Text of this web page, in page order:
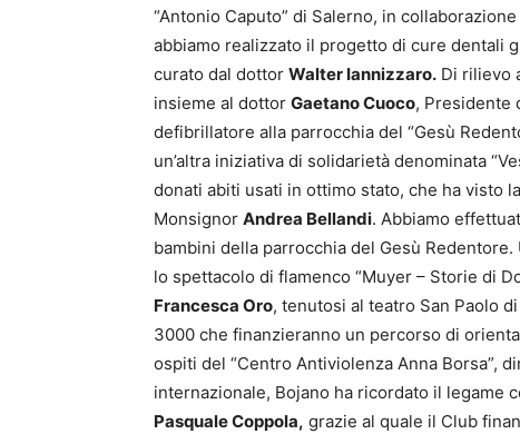
“Antonio Caputo” di Salerno, in collaborazione
abbiamo realizzato il progetto di cure dentali
curato dal dottor Walter Iannizzaro. Di rilievo
insieme al dottor Gaetano Cuoco, Presidente
defibrillatore alla parrocchia del “Gesù
un’altra iniziativa di solidarietà denominata
donati abiti usati in ottimo stato, che ha visto
Monsignor Andrea Bellandi. Abbiamo
bambini della parrocchia del Gesù
lo spettacolo di flamenco “Muyer – Storie di
Francesca Oro, tenutosi al teatro San Paolo
3000 che finanzieranno un percorso di
ospiti del “Centro Antiviolenza Anna Borsa”,
internazionale, Bojano ha ricordato il legame
Pasquale Coppola, grazie al quale il Club